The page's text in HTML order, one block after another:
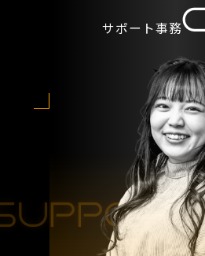
サポート事務